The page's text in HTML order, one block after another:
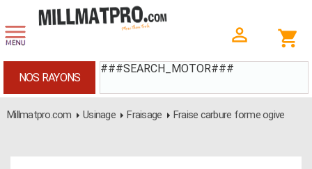
###SEARCH_MOTOR###
NOS RAYONS
Millmatpro.com Usinage Fraisage Fraise carbure forme ogive